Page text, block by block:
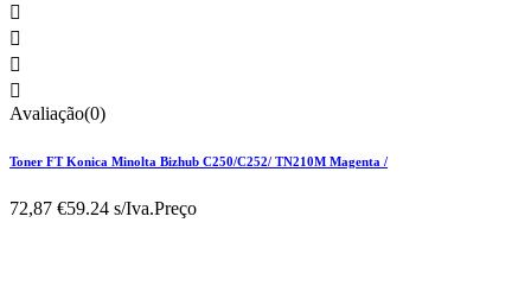




Avaliação(0)
Toner FT Konica Minolta Bizhub C250/C252/ TN210M Magenta /
72,87 €59.24 s/Iva.Preço